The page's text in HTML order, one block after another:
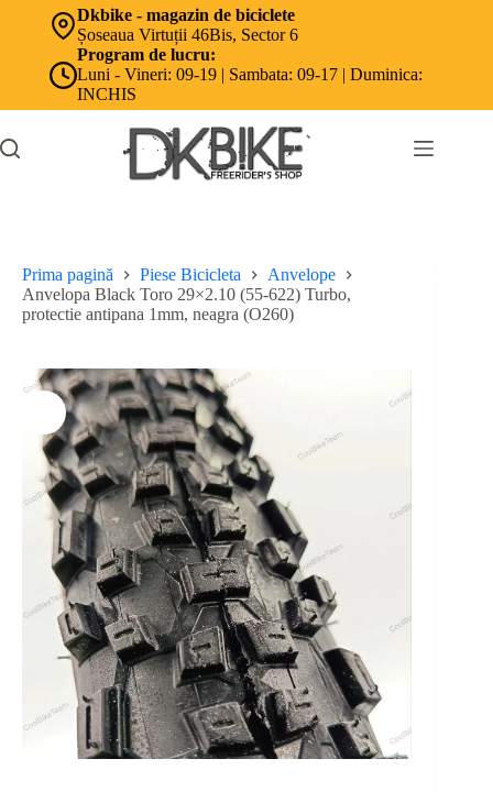
Dkbike - magazin de biciclete
Șoseaua Virtuții 46Bis, Sector 6
Program de lucru:
Luni - Vineri: 09-19 | Sambata: 09-17 | Duminica:
INCHIS
Prima pagină Piese Bicicleta
Anvelope
Anvelopa Black Toro 29×2.10 (55-622) Turbo,
protectie antipana 1mm, neagra (O260)